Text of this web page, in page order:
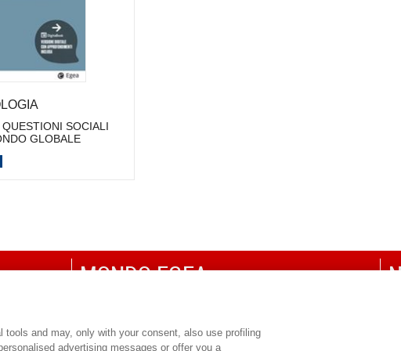
QUESTIONI SOCIALI
GLOBALE
MONDO EGEA
SDA BOCCONI SCHOOL OF MANAGEMENT
and may, only with your consent, also use profiling
advertising messages or offer you a